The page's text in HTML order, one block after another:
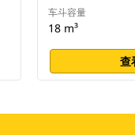
车斗容量
18 m³
查